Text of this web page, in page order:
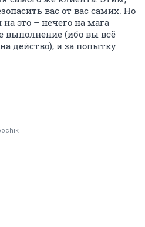
вас от вас самих. Но
это – нечего на мага
выполнение (ибо вы всё
действо), и за попытку